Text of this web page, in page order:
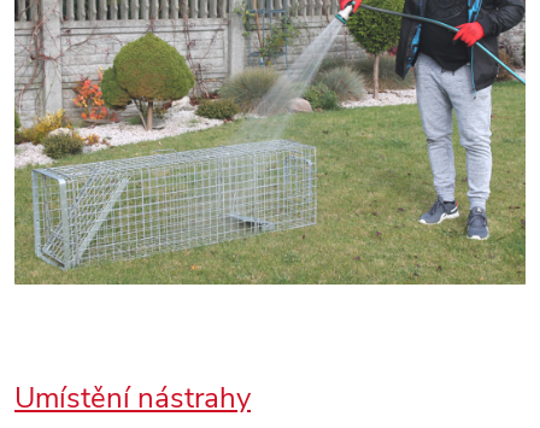
Umístění nástrahy